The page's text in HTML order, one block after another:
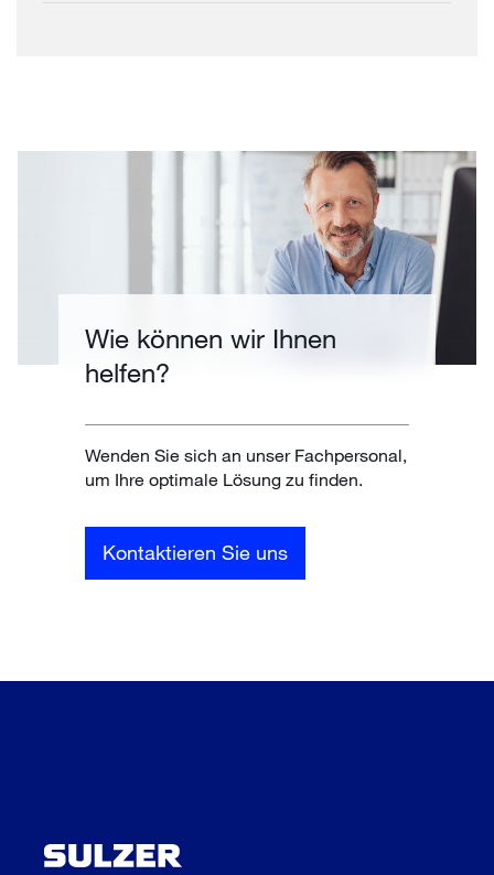
Wie können wir Ihnen
helfen?
Wenden Sie sich an unser Fachpersonal,
um Ihre optimale Lösung zu finden.
Kontaktieren Sie uns